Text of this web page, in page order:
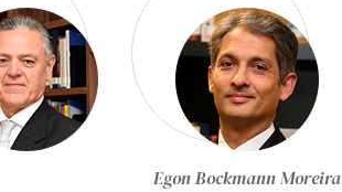
Equipe Técnica da Zênite